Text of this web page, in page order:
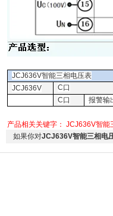
JCJ636V智能三相电压表
JCJ636V
C口
C口 报警输
产品相关关键字： JCJ636V智能
如果你对JCJ636V智能三相电